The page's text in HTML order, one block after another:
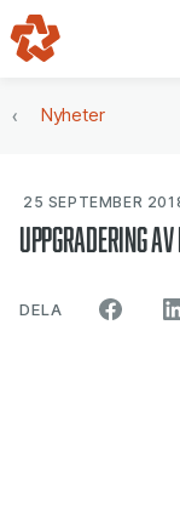
Gå till navigering
Gå till innehåll
Nyheter
25 SEPTEMBER
Uppgradering
DELA ARTIKELN PÅ